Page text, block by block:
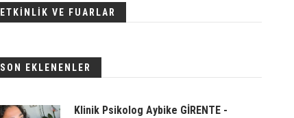
ETKİNLİK VE FUARLAR
SON EKLENENLER
Klinik Psikolog Aybike GİRENTE -